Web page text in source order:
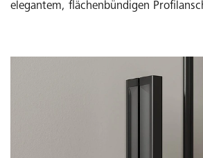
elegantem, flächenbündigen